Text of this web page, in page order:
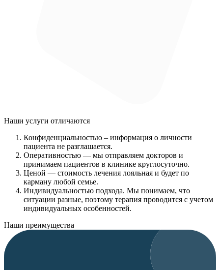
Наши услуги отличаются
Конфиденциальностью – информация о личности
пациента не разглашается.
Оперативностью — мы отправляем докторов и
принимаем пациентов в клинике круглосуточно.
Ценой — стоимость лечения лояльная и будет по
карману любой семье.
Индивидуальностью подхода. Мы понимаем, что
ситуации разные, поэтому терапия проводится с учетом
индивидуальных особенностей.
Наши преимущества